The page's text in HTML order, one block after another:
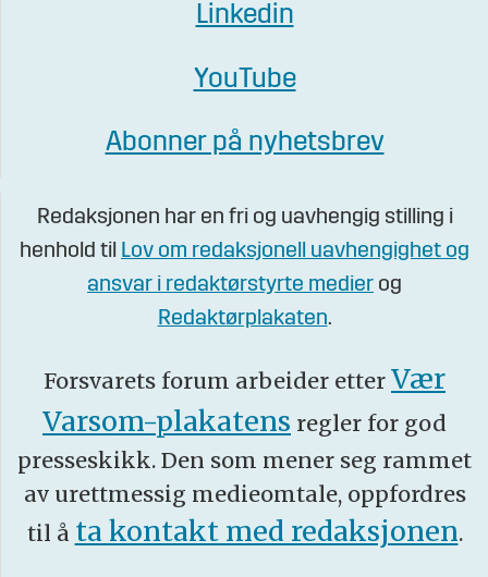
Linkedin
YouTube
Abonner på nyhetsbrev
Redaksjonen har en fri og uavhengig stilling i
henhold til Lov om redaksjonell uavhengighet og
ansvar i redaktørstyrte medier og
Redaktørplakaten.
Forsvarets forum arbeider etter Vær
Varsom-plakatens regler for god
presseskikk. Den som mener seg rammet
av urettmessig medieomtale, oppfordres
til å ta kontakt med redaksjonen.